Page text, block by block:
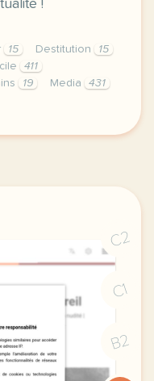
!
15 Destitution
15
411
19 Media
431
tout rouge
C2
C1
B2